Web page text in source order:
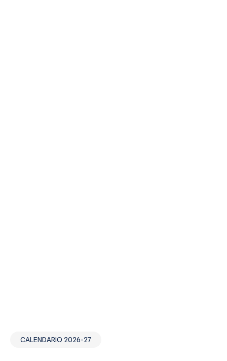
CALENDARIO 2026-27